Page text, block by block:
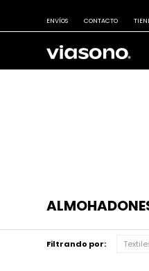
ENVÍOS CONTACTO
Filtrando por: